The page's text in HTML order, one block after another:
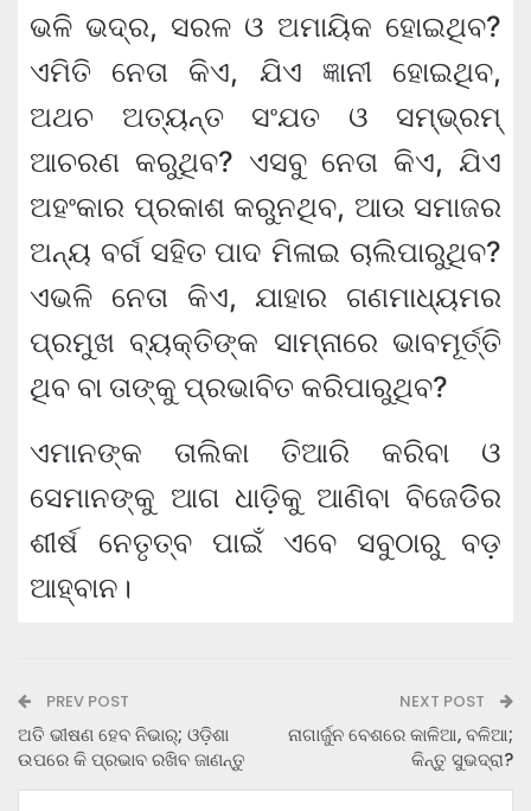
ଭଳି ଭଦ୍ର, ସରଳ ଓ ଅମାୟିକ ହୋଇଥିବ?
ଏମିତି ନେତା କିଏ, ଯିଏ ଜ୍ଞାନୀ ହୋଇଥିବ,
ଅଥଚ ଅତ୍ୟନ୍ତ ସଂଯତ ଓ ସମ୍ଭ୍ରମ୍
ଆଚରଣ କରୁଥିବ? ଏସବୁ ନେତା କିଏ, ଯିଏ
ଅହଂକାର ପ୍ରକାଶ କରୁନଥିବ, ଆଉ ସମାଜର
ଅନ୍ୟ ବର୍ଗ ସହିତ ପାଦ ମିଳାଇ ଚାଲିପାରୁଥିବ?
ଏଭଳି ନେତା କିଏ, ଯାହାର ଗଣମାଧ୍ୟମର
ପ୍ରମୁଖ ବ୍ୟକ୍ତିଙ୍କ ସାମ୍ନାରେ ଭାବମୂର୍ତ୍ତି
ଥିବ ବା ତାଙ୍କୁ ପ୍ରଭାବିତ କରିପାରୁଥିବ?
ଏମାନଙ୍କ ତାଲିକା ତିଆରି କରିବା ଓ
ସେମାନଙ୍କୁ ଆଗ ଧାଡ଼ିକୁ ଆଣିବା ବିଜେଡିିର
ଶୀର୍ଷ ନେତୃତ୍ବ ପାଇଁ ଏବେ ସବୁଠାରୁ ବଡ଼
ଆହ୍ବାନ।
PREV POST
ଅତି ଭୀଷଣ ହେବ ନିଭାର୍‌; ଓଡ଼ିଶା
ଉପରେ କି ପ୍ରଭାବ ରଖିବ ଜାଣନ୍ତୁ
NEXT POST
ନାଗାର୍ଜୁନ ବେଶରେ କାଳିଆ, ବଳିଆ;
କିନ୍ତୁ ସୁଭଦ୍ରା?